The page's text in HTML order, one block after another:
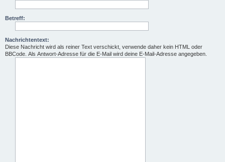
Betreff:
Nachrichtentext:
Diese Nachricht wird als reiner Text verschickt, verwende daher kein HTML oder
BBCode. Als Antwort-Adresse für die E-Mail wird deine E-Mail-Adresse angegeben.